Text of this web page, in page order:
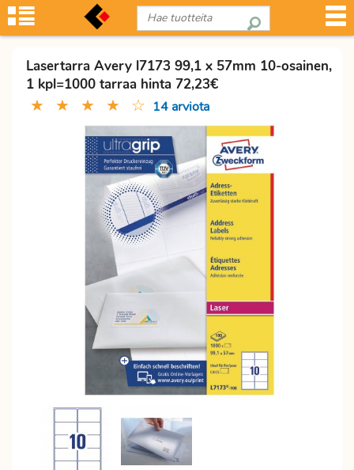
Lasertarra Avery l7173 99,1 x 57mm 10-osainen,
1 kpl=1000 tarraa hinta 72,23€
★ ★ ★ ★ ☆ 14 arviota